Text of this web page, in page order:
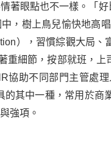
著眼點也不一樣。「
，樹上鳥兒愉快地高
），習慣綜觀大局
重細節，按部就班，
協助不同部門主管處
的其中一種，常用於
強項。